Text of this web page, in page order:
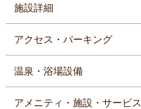
施設詳細
アクセス・パーキング
温泉・浴場設備
アメニティ・施設・サービス